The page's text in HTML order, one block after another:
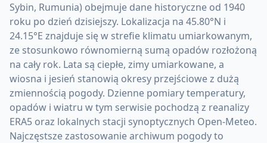
Sybin, Rumunia) obejmuje dane historyczne od 1940
roku po dzień dzisiejszy. Lokalizacja na 45.80°N i
24.15°E znajduje się w strefie klimatu umiarkowanym,
ze stosunkowo równomierną sumą opadów rozłożoną
na cały rok. Lata są ciepłe, zimy umiarkowane, a
wiosna i jesień stanowią okresy przejściowe z dużą
zmiennością pogody. Dzienne pomiary temperatury,
opadów i wiatru w tym serwisie pochodzą z reanalizy
ERA5 oraz lokalnych stacji synoptycznych Open-Meteo.
Najczęstsze zastosowanie archiwum pogody to